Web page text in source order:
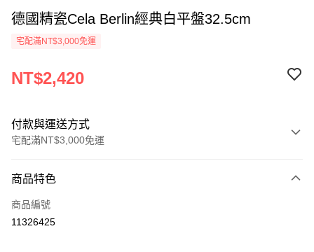
德國精瓷Cela Berlin經典白平盤32.5cm
宅配滿NT$3,000免運
NT$2,420
付款與運送方式
宅配滿NT$3,000免運
信用卡一次付款
信用卡分期付款
商品特色
商品編號
11326425